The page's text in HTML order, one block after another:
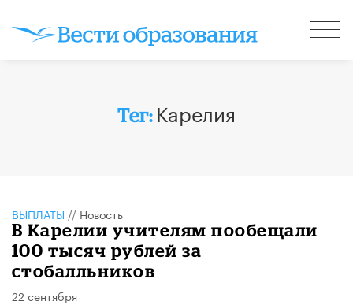
Тег: Карелия
ВЫПЛАТЫ // Новость
В Карелии учителям пообещали
100 тысяч рублей за
стобалльников
22 сентября